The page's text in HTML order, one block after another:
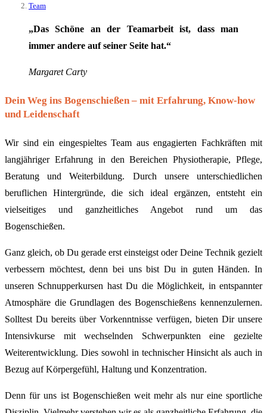
Team
„Das Schöne an der Teamarbeit ist, dass man
immer andere auf seiner Seite hat.“
Margaret Carty
Dein Weg ins Bogenschießen – mit Erfahrung, Know-how
und Leidenschaft
Wir sind ein eingespieltes Team aus engagierten Fachkräften mit
langjähriger Erfahrung in den Bereichen Physiotherapie, Pflege,
Beratung und Weiterbildung. Durch unsere unterschiedlichen
beruflichen Hintergründe, die sich ideal ergänzen, entsteht ein
vielseitiges und ganzheitliches Angebot rund um das
Bogenschießen.
Ganz gleich, ob Du gerade erst einsteigst oder Deine Technik gezielt
verbessern möchtest, denn bei uns bist Du in guten Händen. In
unseren Schnupperkursen hast Du die Möglichkeit, in entspannter
Atmosphäre die Grundlagen des Bogenschießens kennenzulernen.
Solltest Du bereits über Vorkenntnisse verfügen, bieten Dir unsere
Intensivkurse mit wechselnden Schwerpunkten eine gezielte
Weiterentwicklung. Dies sowohl in technischer Hinsicht als auch in
Bezug auf Körpergefühl, Haltung und Konzentration.
Denn für uns ist Bogenschießen weit mehr als nur eine sportliche